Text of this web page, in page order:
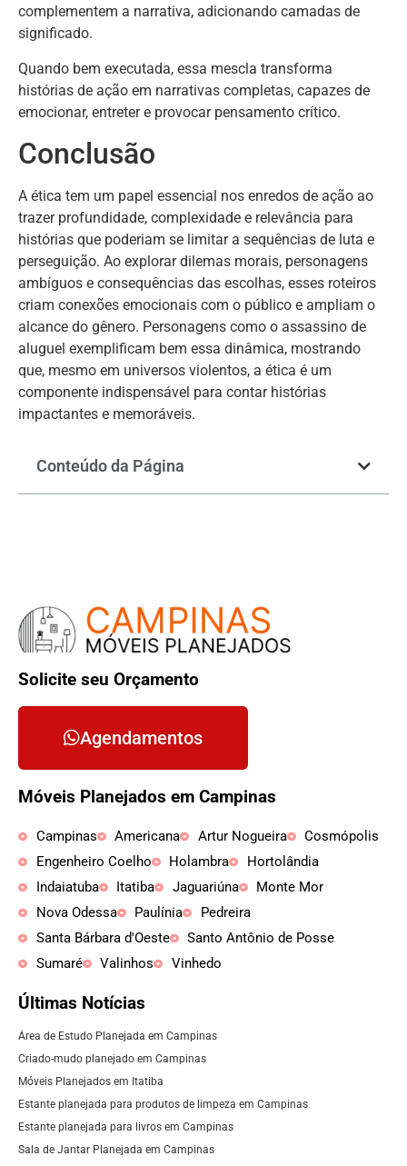
complementem a narrativa, adicionando camadas de
significado.
Quando bem executada, essa mescla transforma
histórias de ação em narrativas completas, capazes de
emocionar, entreter e provocar pensamento crítico.
Conclusão
A ética tem um papel essencial nos enredos de ação ao
trazer profundidade, complexidade e relevância para
histórias que poderiam se limitar a sequências de luta e
perseguição. Ao explorar dilemas morais, personagens
ambíguos e consequências das escolhas, esses roteiros
criam conexões emocionais com o público e ampliam o
alcance do gênero. Personagens como o assassino de
aluguel exemplificam bem essa dinâmica, mostrando
que, mesmo em universos violentos, a ética é um
componente indispensável para contar histórias
impactantes e memoráveis.
Conteúdo da Página
Solicite seu Orçamento
Agendamentos
Móveis Planejados em Campinas
Campinas Americana Artur Nogueira
Cosmópolis
Engenheiro Coelho
Holambra
Hortolândia
Indaiatuba
Itatiba Jaguariúna
Monte Mor
Nova Odessa
Paulínia
Pedreira
Santa Bárbara d'Oeste
Santo Antônio de Posse
Sumaré
Valinhos Vinhedo
Últimas Notícias
Área de Estudo Planejada em Campinas
Criado-mudo planejado em Campinas
Móveis Planejados em Itatiba
Estante planejada para produtos de limpeza em Campinas
Estante planejada para livros em Campinas
Sala de Jantar Planejada em Campinas